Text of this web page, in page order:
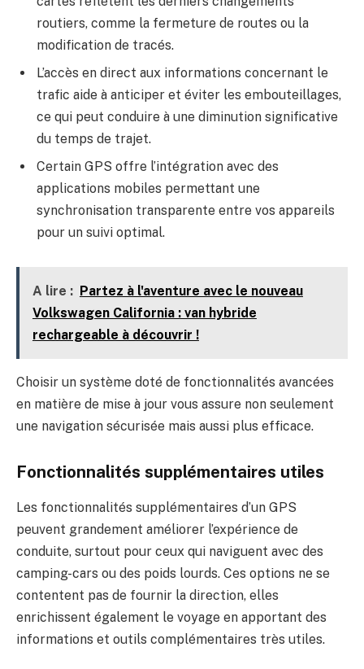
routiers, comme la fermeture de routes ou la
modification de tracés.
L’accès en direct aux informations concernant le
trafic aide à anticiper et éviter les embouteillages,
ce qui peut conduire à une diminution significative
du temps de trajet.
Certain GPS offre l’intégration avec des
applications mobiles permettant une
synchronisation transparente entre vos appareils
pour un suivi optimal.
A lire : Partez à l'aventure avec le nouveau
Volkswagen California : van hybride
rechargeable à découvrir !
Choisir un système doté de fonctionnalités avancées
en matière de mise à jour vous assure non seulement
une navigation sécurisée mais aussi plus efficace.
Fonctionnalités supplémentaires utiles
Les fonctionnalités supplémentaires d’un GPS
peuvent grandement améliorer l’expérience de
conduite, surtout pour ceux qui naviguent avec des
camping-cars ou des poids lourds. Ces options ne se
contentent pas de fournir la direction, elles
enrichissent également le voyage en apportant des
informations et outils complémentaires très utiles.